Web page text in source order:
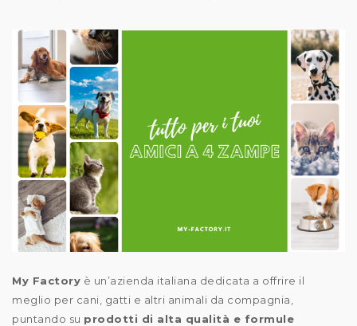
My Factory è un’azienda italiana dedicata a offrire il
meglio per cani, gatti e altri animali da compagnia,
puntando su prodotti di alta qualità e formule